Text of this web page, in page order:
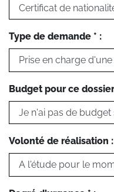
Type de demande * :
Budget pour ce
Volonté de réalisation :